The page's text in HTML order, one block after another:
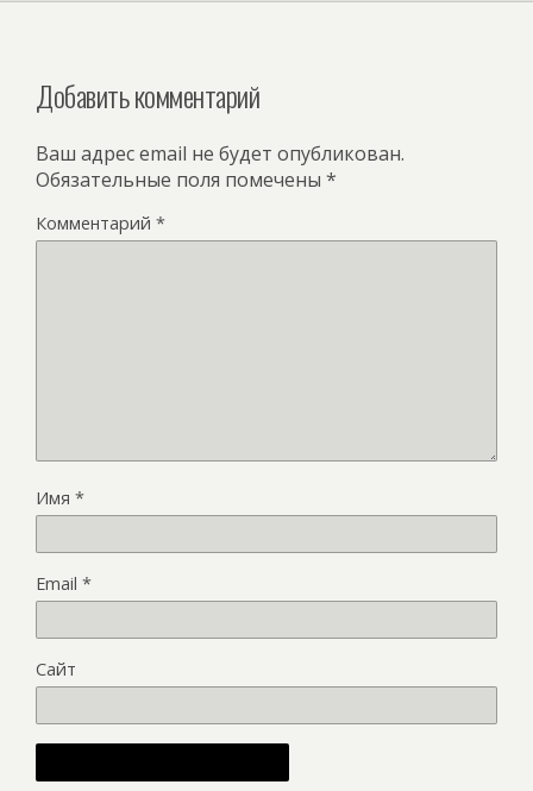
Добавить комментарий
Ваш адрес email не будет опубликован.
Обязательные поля помечены *
Комментарий *
Имя *
Email *
Сайт